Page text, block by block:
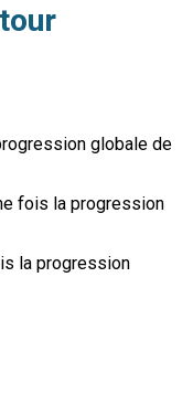
globale de
fois la progression
la progression